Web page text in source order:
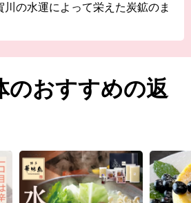
の水運によって栄えた炭鉱のま
景が共存しています。
周年を迎え、中間市は遠賀川と
めました。世界遺産「遠賀川水源
、九州最大の中州である自然豊か
賀川を活用したまちづくりを進め
16平方キロメートルの小さなま
からできることを、みんなで取り
のおすすめの返